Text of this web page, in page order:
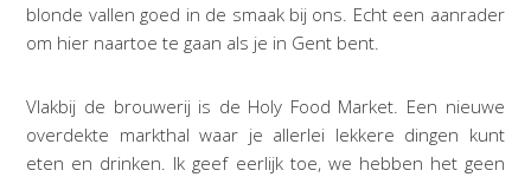
blonde vallen goed in de smaak bij ons. Echt een aanrader
om hier naartoe te gaan als je in Gent bent.
Vlakbij de brouwerij is de Holy Food Market. Een nieuwe
overdekte markthal waar je allerlei lekkere dingen kunt
eten en drinken. Ik geef eerlijk toe, we hebben het geen